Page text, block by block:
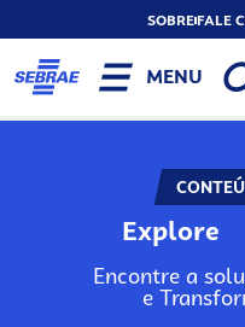
SOBREFALE
MENU
Explore
Encontre a
e